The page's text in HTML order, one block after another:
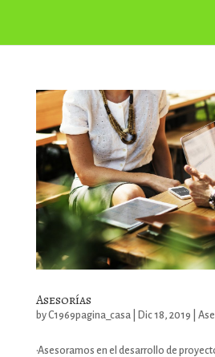
Asesorías
byC1969pagina_casa| Dic 18, 2019
•Asesoramos en el desarrollo de